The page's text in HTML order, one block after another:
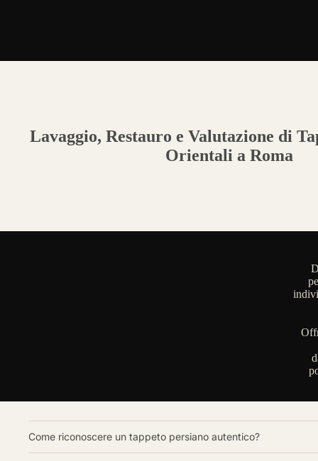
Lavaggio, Restauro e Valutazione di
Orientali a Roma
Come riconoscere un tappeto persiano autentico?